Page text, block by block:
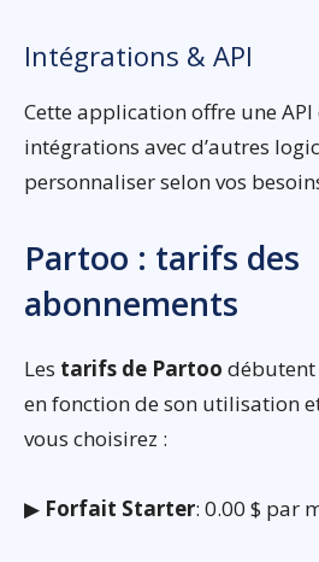
Intégrations & API
Cette application offre une
intégrations avec d’autres
personnaliser selon vos
Partoo : tarifs des
abonnements
Les tarifs de Partoo
en fonction de son utilisation
vous choisirez :
▶ Forfait Starter: 0.00 $ par